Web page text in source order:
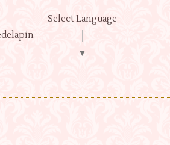
Select Language
▼